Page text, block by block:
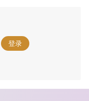
登录 。